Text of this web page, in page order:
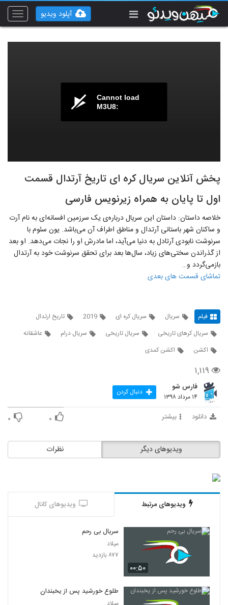
Toggle
آپلود ویدیو
Cannot load
M3U8:
پخش آنلاین سریال کره ای تاریخ آرتدال قسمت
اول تا پایان به همراه زیرنویس فارسی
خلاصه داستان: داستان این سریال درباره‌ی یک سرزمین افسانه‌ای به نام آرت
و ساکنان شهر باستانی آرتدال ​​و مناطق اطراف آن می‌باشد. یون سئوم با
سرنوشت نابودی آرتادل به دنیا می‌آید، اما مادرش او را نجات می‌دهد. او بعد
از گذراندن سختی‌های زیاد، سال‌ها بعد برای تحقق سرنوشت خود به آرتدال
بازمی‌گردد و…
تماشای قسمت های بعدی
فیلم سریال سریال کره ای 2019
تاریخ ارتدال
سریال کرهای تاریخی
سریال تاریخی سریال درام
عاشقانه
اکشن
اکشن کمدی
۱,۱۱۹
فارس شو
۱۴ مرداد ۱۳۹۸ دنبال کردن
دانلود بیشتر ۰ ۰
نظرات ویدیوهای دیگر
ویدیوهای مرتبط ویدیوهای کانال
۰۰:۵۰
سریال بی رحم
میلاد
۸۷۷ بازدید
طلوع خورشید پس از یخبندان